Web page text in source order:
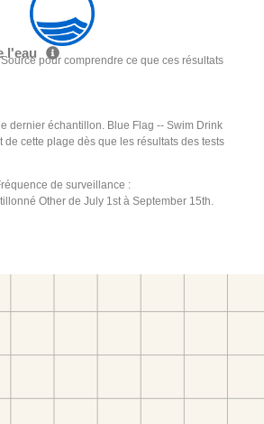
l'eau pour comprendre ce que ces résultats
dernier échantillon. Blue Flag -- Swim Drink
de cette plage dès que les résultats des tests
de surveillance :
Other de July 1st à September 15th.